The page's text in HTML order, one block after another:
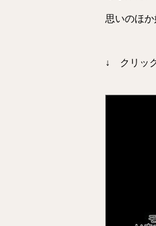
思いのほ
↓ クリッ